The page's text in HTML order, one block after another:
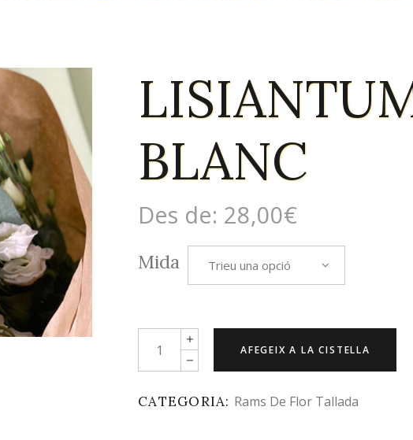
BLANC
Des de: 28,00€
Mida Trieu una opció
Quantity
AFEGEIX A LA CISTELLA
CATEGORIA: Rams De Flor Tallada